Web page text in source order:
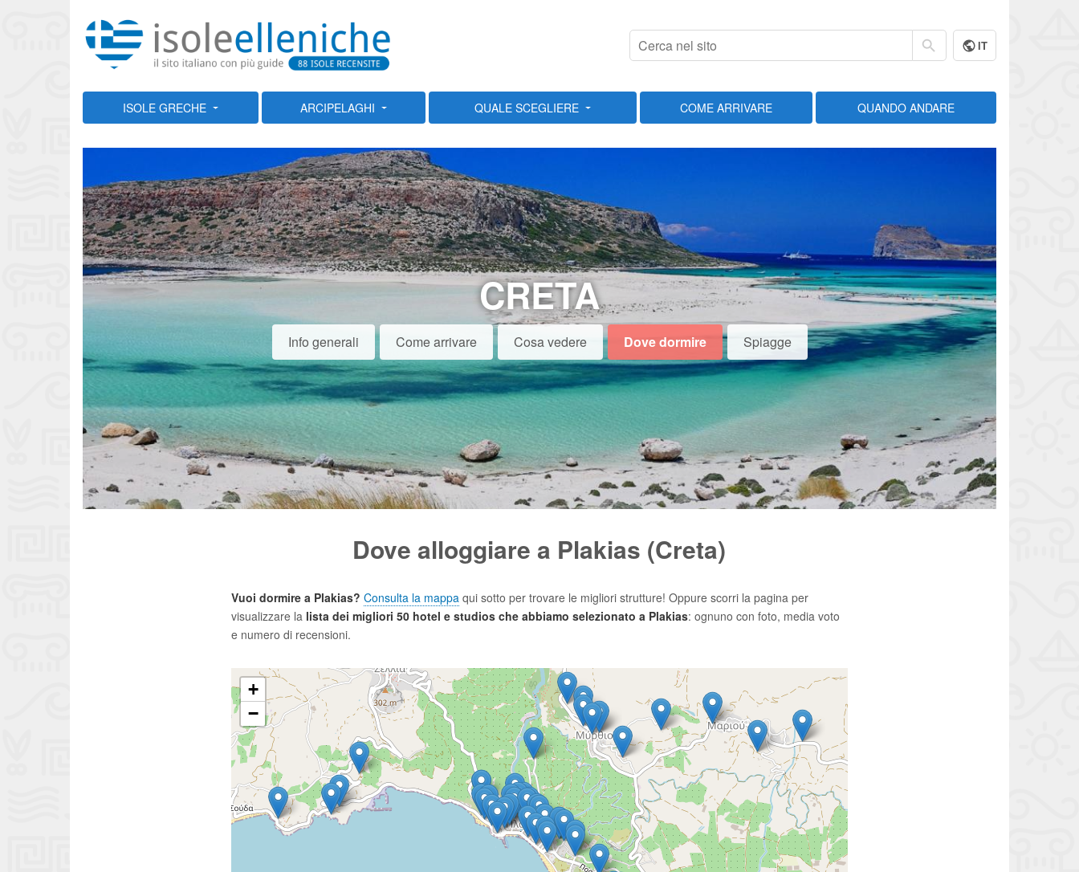
IT
ISOLE GRECHE ARCIPELAGHI QUALE SCEGLIERE COME ARRIVARE QUANDO ANDARE
CRETA
Info generali Come arrivare Cosa vedere Dove dormire Spiagge
Dove alloggiare a Plakias (Creta)
Vuoi dormire a Plakias? Consulta la mappaqui sotto per trovare le migliori strutture! Oppure scorri la pagina per
visualizzare la lista dei migliori 50 hotel e studios che abbiamo selezionato a Plakias: ognuno con foto, media voto
e numero di recensioni.
+
−